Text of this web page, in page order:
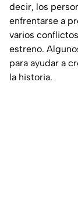
decir, los
enfrentarse a
varios
estreno.
para ayudar a
la historia.